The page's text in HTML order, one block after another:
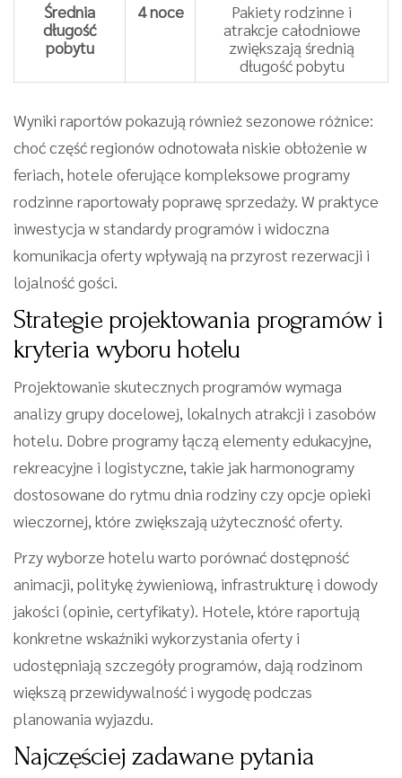
Średnia
długość
pobytu
4 noce
Pakiety rodzinne i
atrakcje całodniowe
zwiększają średnią
długość pobytu
Wyniki raportów pokazują również sezonowe różnice:
choć część regionów odnotowała niskie obłożenie w
feriach, hotele oferujące kompleksowe programy
rodzinne raportowały poprawę sprzedaży. W praktyce
inwestycja w standardy programów i widoczna
komunikacja oferty wpływają na przyrost rezerwacji i
lojalność gości.
Strategie projektowania programów i
kryteria wyboru hotelu
Projektowanie skutecznych programów wymaga
analizy grupy docelowej, lokalnych atrakcji i zasobów
hotelu. Dobre programy łączą elementy edukacyjne,
rekreacyjne i logistyczne, takie jak harmonogramy
dostosowane do rytmu dnia rodziny czy opcje opieki
wieczornej, które zwiększają użyteczność oferty.
Przy wyborze hotelu warto porównać dostępność
animacji, politykę żywieniową, infrastrukturę i dowody
jakości (opinie, certyfikaty). Hotele, które raportują
konkretne wskaźniki wykorzystania oferty i
udostępniają szczegóły programów, dają rodzinom
większą przewidywalność i wygodę podczas
planowania wyjazdu.
Najczęściej zadawane pytania